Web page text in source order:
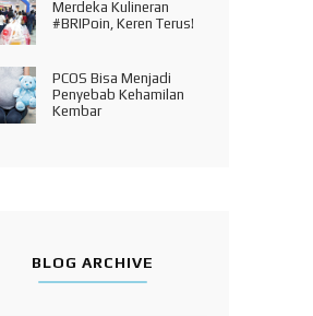
Merdeka Kulineran
#BRIPoin, Keren Terus!
PCOS Bisa Menjadi
Penyebab Kehamilan
Kembar
BLOG ARCHIVE